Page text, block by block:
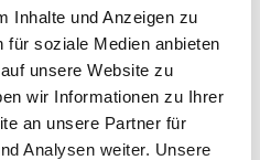
Inhalte und Anzeigen zu
für soziale Medien anbieten
unsere Website zu
wir Informationen zu Ihrer
an unsere Partner für
Analysen weiter. Unsere
Ruppertsweiler
to-Drinks